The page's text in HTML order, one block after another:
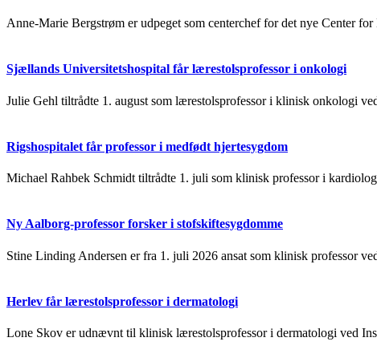
Anne-Marie Bergstrøm er udpeget som centerchef for det nye Center
Sjællands Universitetshospital får lærestolsprofessor i onkologi
Julie Gehl tiltrådte 1. august som lærestolsprofessor i klinisk onkologi
Rigshospitalet får professor i medfødt hjertesygdom
Michael Rahbek Schmidt tiltrådte 1. juli som klinisk professor i
Ny Aalborg-professor forsker i stofskiftesygdomme
Stine Linding Andersen er fra 1. juli 2026 ansat som klinisk professor
Herlev får lærestolsprofessor i dermatologi
Lone Skov er udnævnt til klinisk lærestolsprofessor i dermatologi ved